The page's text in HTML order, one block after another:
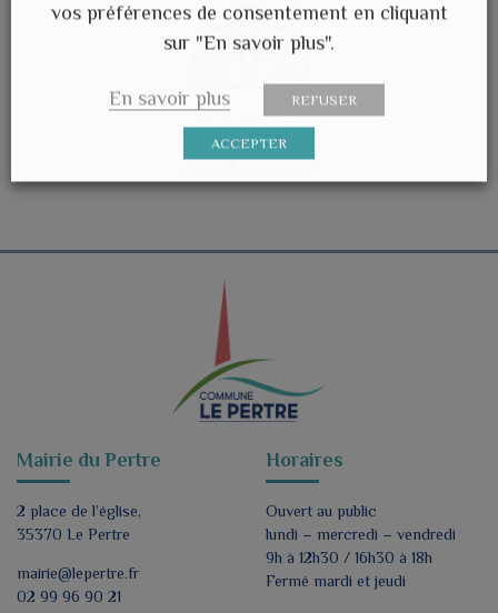
Présidente
Annick Courcier
Mairie du Pertre
2 place de l’église,
35370 Le Pertre
mairie@lepertre.fr
02 99 96 90 21
Horaires
Ouvert au public
lundi – mercredi – vendredi
9h à 12h30 / 16h30 à 18h
Fermé mardi et jeudi
vos préférences de consentement en cliquant
sur "En savoir plus".
En savoir plus REFUSER
ACCEPTER